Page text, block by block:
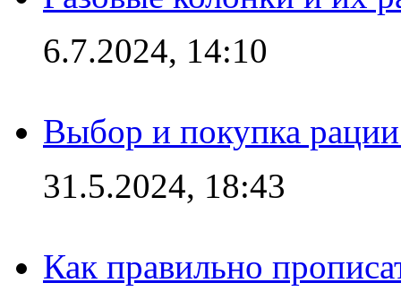
6.7.2024, 14:10
Выбор и покупка
31.5.2024, 18:43
Как правильно